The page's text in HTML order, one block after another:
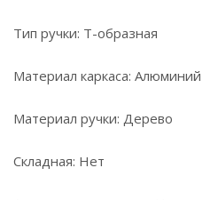
Тип ручки: Т-образная
Материал каркаса: Алюминий
Материал ручки: Дерево
Складная: Нет